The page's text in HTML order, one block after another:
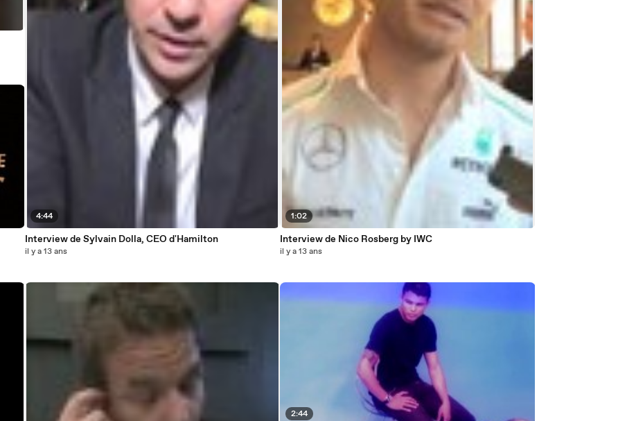
4:44
Interview de Sylvain Dolla, CEO d'Hamilton
il y a 13 ans
1:02
Interview de Nico Rosberg by IWC
il y a 13 ans
2:44